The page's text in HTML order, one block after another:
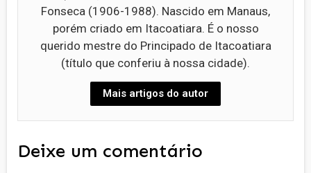
Fonseca (1906-1988). Nascido em Manaus,
porém criado em Itacoatiara. É o nosso
querido mestre do Principado de Itacoatiara
(título que conferiu à nossa cidade).
Mais artigos do autor
Deixe um comentário